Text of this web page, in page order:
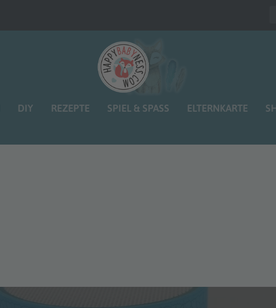
DIY REZEPTE SPIEL & SPASS ELTERNKARTE